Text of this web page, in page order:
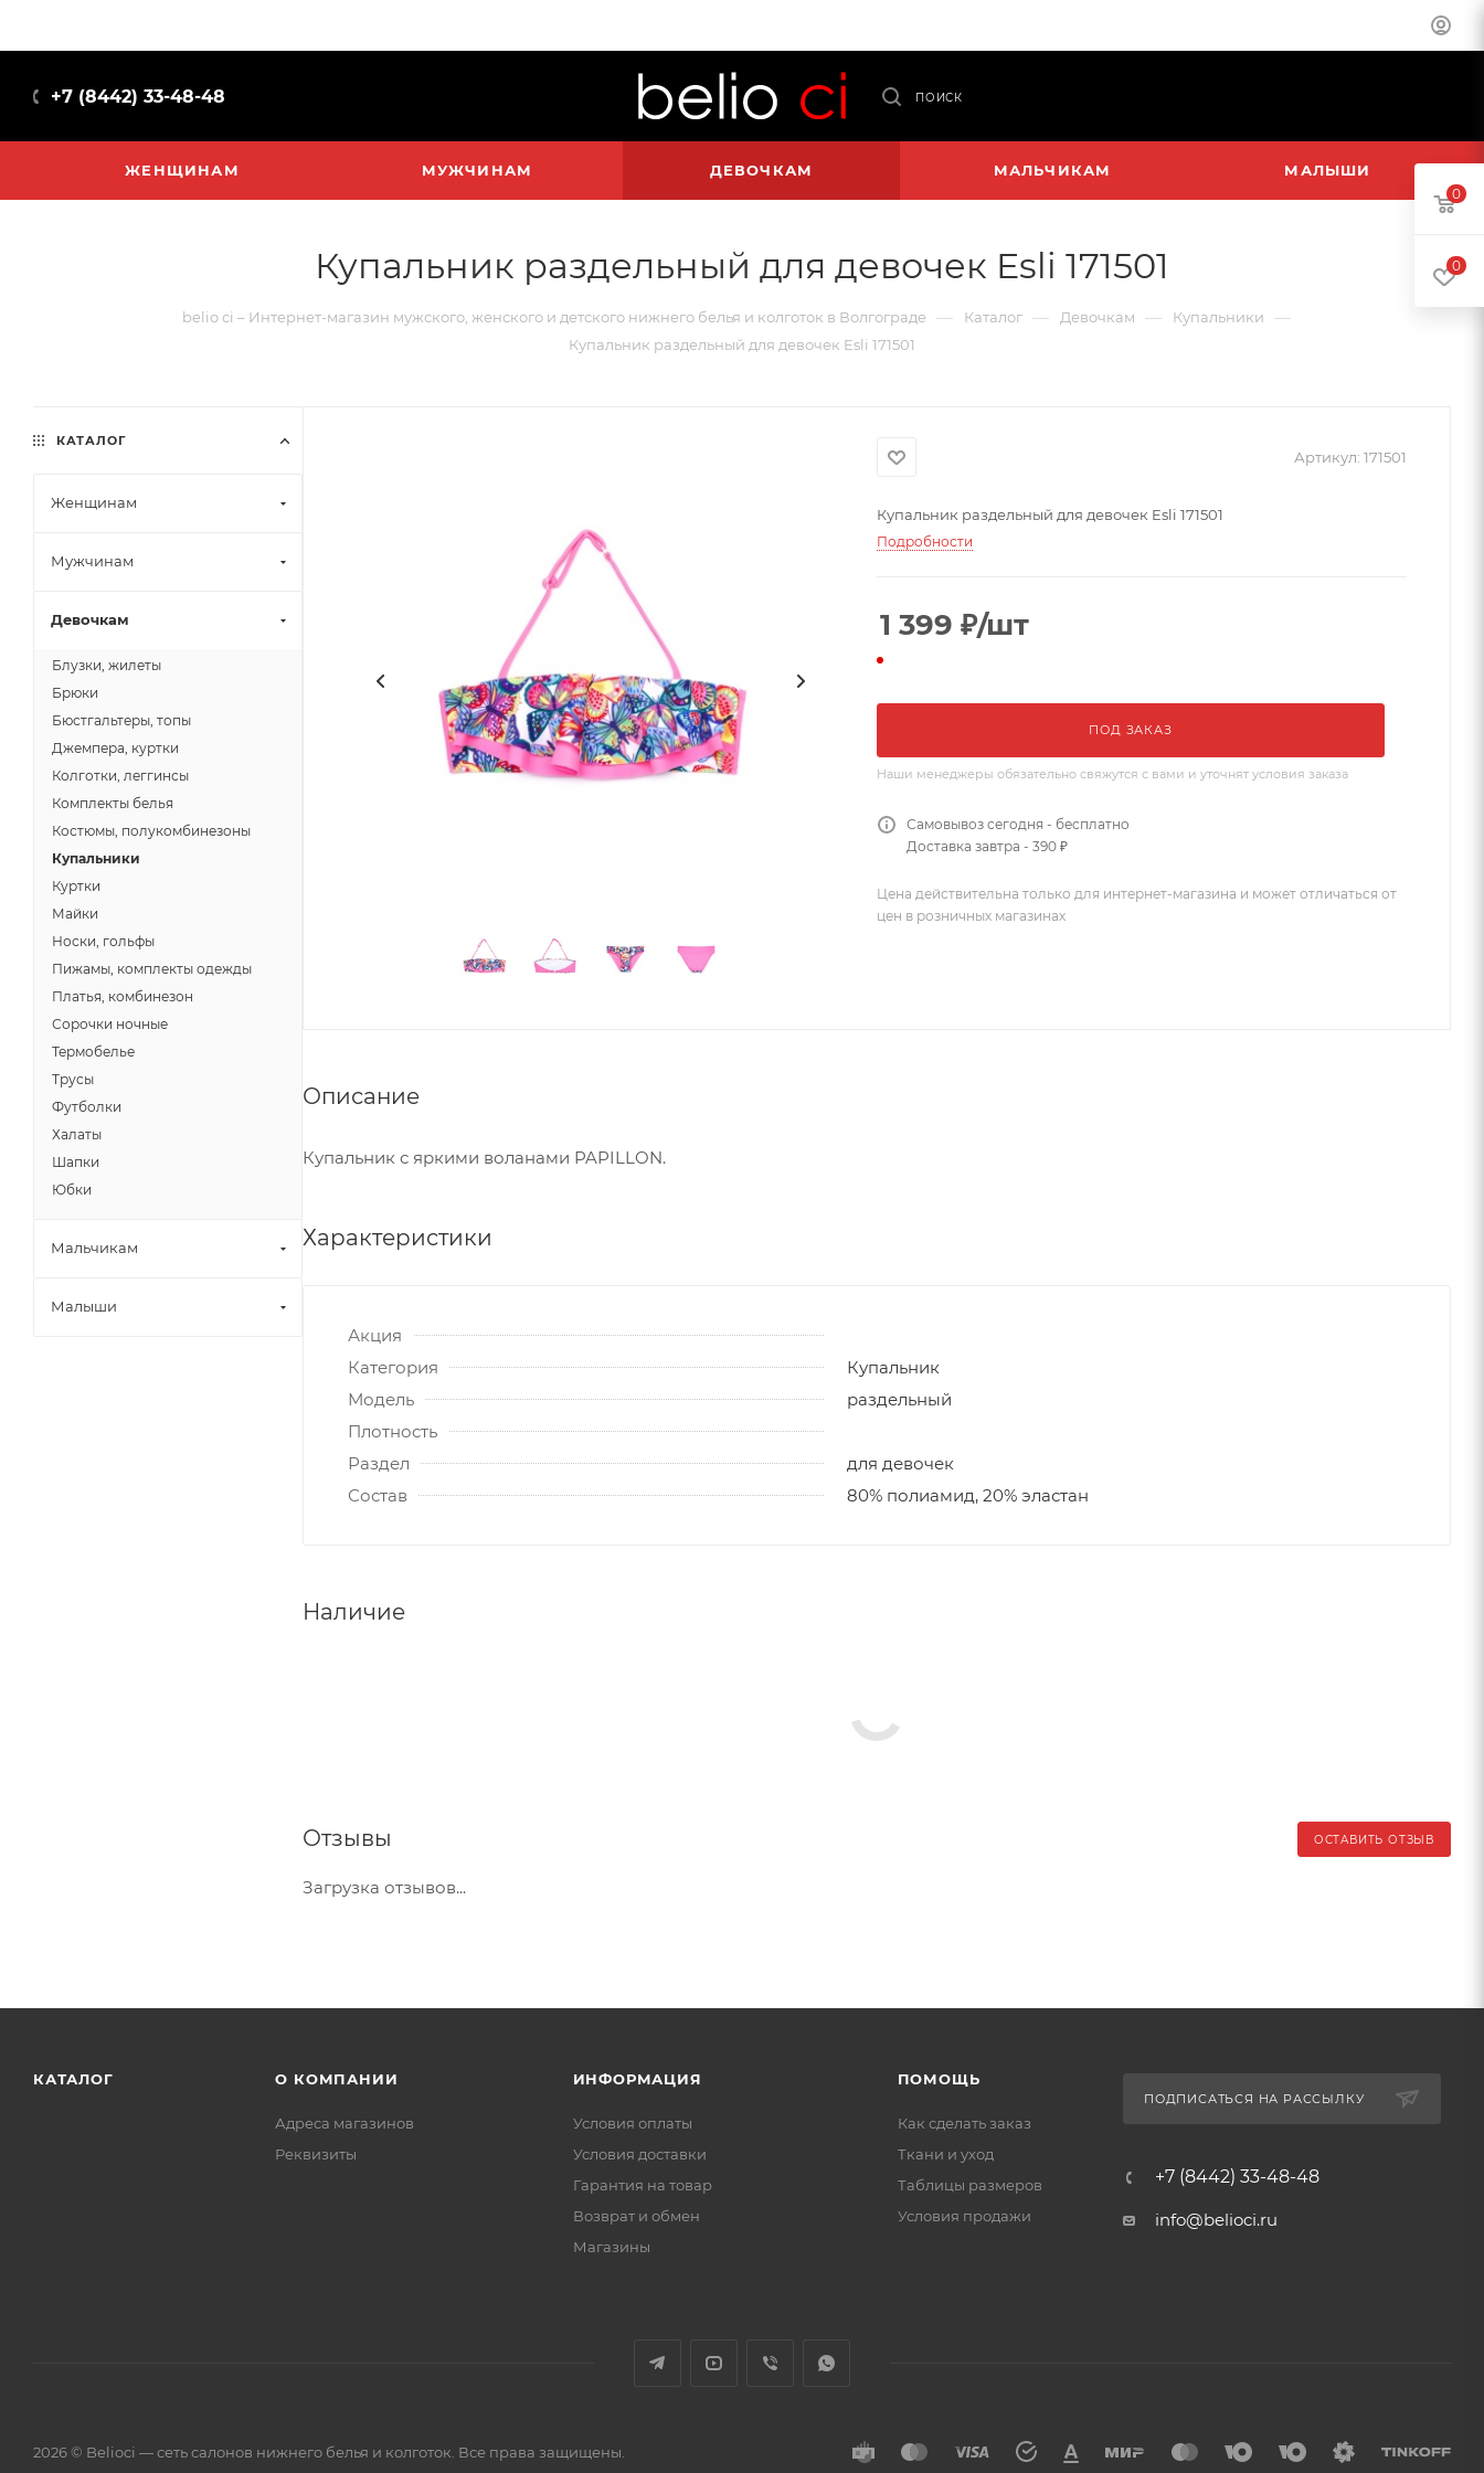
+7 (8442) 33-48-48 ПОИСК
ЖЕНЩИНАМ МУЖЧИНАМ ДЕВОЧКАМ МАЛЬЧИКАМ МАЛЫШИ
Купальник раздельный для девочек Esli 171501
belio ci – Интернет-магазин мужского, женского и детского нижнего белья и колготок в Волгограде — Каталог — Девочкам — Купальники —
Купальник раздельный для девочек Esli 171501
Артикул: 171501
Купальник раздельный для девочек Esli 171501
Подробности
1 399 ₽/шт
ПОД ЗАКАЗ
Наши менеджеры обязательно свяжутся с вами и уточнят условия заказа
Самовывоз сегодня - бесплатно
Доставка завтра - 390 ₽
Цена действительна только для интернет-магазина и может отличаться от
цен в розничных магазинах
Описание
Купальник с яркими воланами PAPILLON.
Характеристики
Акция
Категория
Купальник
Модель
раздельный
Плотность
Раздел
для девочек
Состав
80% полиамид, 20% эластан
Наличие
Отзывы ОСТАВИТЬ ОТЗЫВ
Загрузка отзывов...
КАТАЛОГ
Женщинам
Мужчинам
Девочкам
Блузки, жилеты
Брюки
Бюстгальтеры, топы
Джемпера, куртки
Колготки, леггинсы
Комплекты белья
Костюмы, полукомбинезоны
Купальники
Куртки
Майки
Носки, гольфы
Пижамы, комплекты одежды
Платья, комбинезон
Сорочки ночные
Термобелье
Трусы
Футболки
Халаты
Шапки
Юбки
Мальчикам
Малыши
КАТАЛОГ О КОМПАНИИ
Адреса магазинов
Реквизиты
ИНФОРМАЦИЯ
Условия оплаты
Условия доставки
Гарантия на товар
Возврат и обмен
Магазины
ПОМОЩЬ
Как сделать заказ
Ткани и уход
Таблицы размеров
Условия продажи
ПОДПИСАТЬСЯ НА РАССЫЛКУ
+7 (8442) 33-48-48
info@belioci.ru
2026 © Belioci — сеть салонов нижнего белья и колготок. Все права защищены.
0
0